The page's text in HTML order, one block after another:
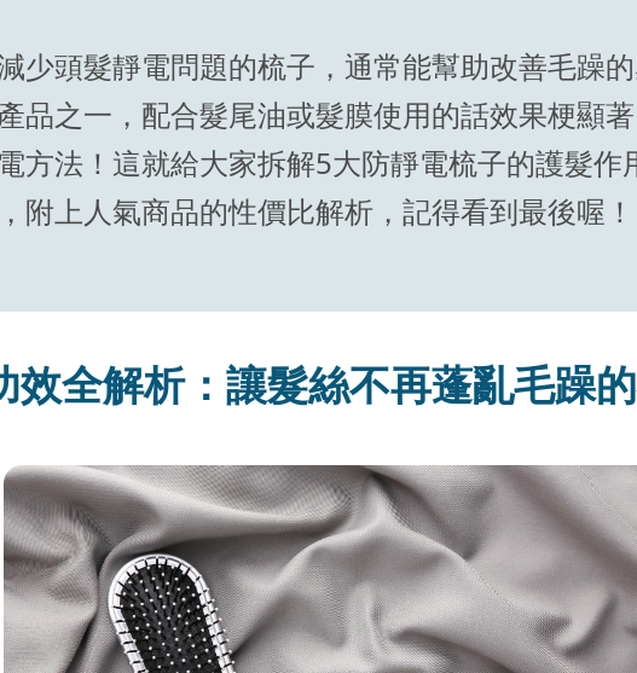
少頭髮靜電問題的梳子，通常能幫助改善毛躁
品之一，配合髮尾油或髮膜使用的話效果梗顯
方法！這就給大家拆解5大防靜電梳子的護髮
附上人氣商品的性價比解析，記得看到最後喔！
效全解析：讓髮絲不再蓬亂毛躁